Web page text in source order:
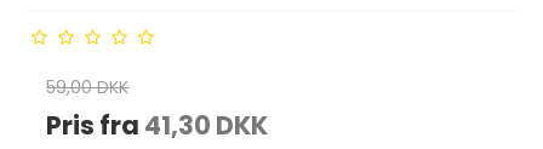
59,00 DKK
Pris fra 41,30 DKK